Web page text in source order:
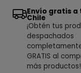
Envío gratis a
Chile
¡Obtén tus
despachados
GRATIS al
más productos!